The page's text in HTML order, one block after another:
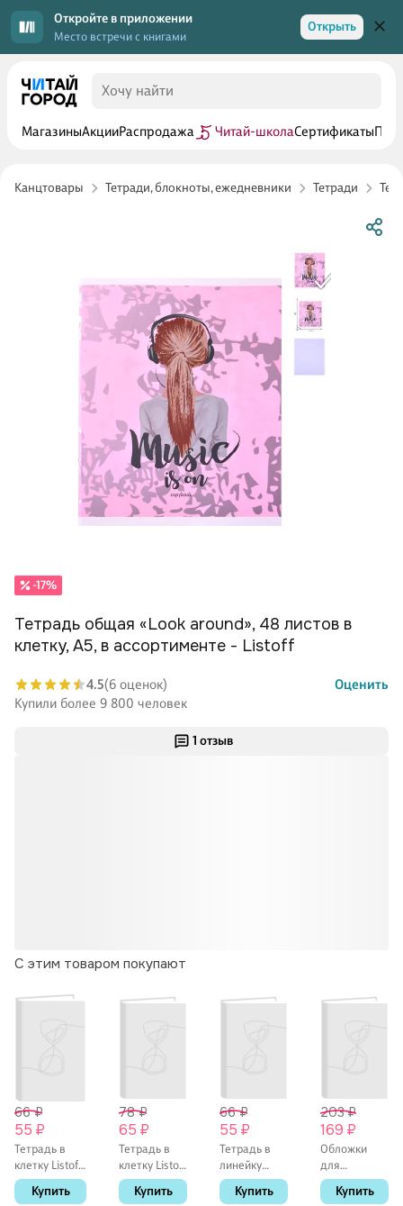
Откройте в приложении
Место встречи с книгами
Открыть
МагазиныАкцииРаспродажа Читай-школаСертификаты
Канцтовары Тетради, блокноты, ежедневники Тетради
1 отзыв
С этим товаром покупают
66 ₽
55 ₽
Тетрадь в
клетку Listoff
«Классическая
серия» в
Купить
78 ₽
65 ₽
Тетрадь в
клетку Listoff
«Классическая
серия» в
Купить
66 ₽
55 ₽
Тетрадь в
линейку
Listoff
«Классическая
Купить
203 ₽
169 ₽
Обложки
для
тетрадей и
дневников,
Купить
-17%
Тетрадь общая «Look around», 48 листов в
клетку, A5, в ассортименте - Listoff
4.5(6 оценок)
Оценить
Купили более 9 800 человек